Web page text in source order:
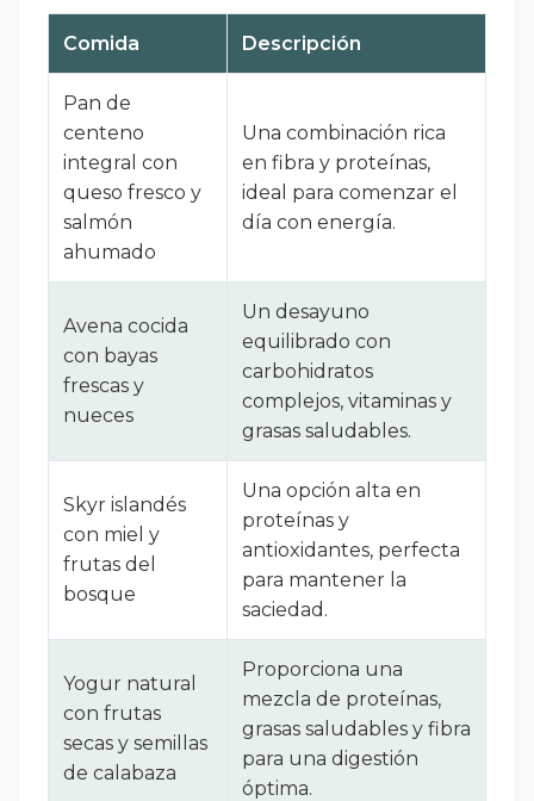
Comida Descripción
Pan de
centeno
integral con
queso fresco y
salmón
ahumado
Una combinación rica
en fibra y proteínas,
ideal para comenzar el
día con energía.
Avena cocida
con bayas
frescas y
nueces
Un desayuno
equilibrado con
carbohidratos
complejos, vitaminas y
grasas saludables.
Skyr islandés
con miel y
frutas del
bosque
Una opción alta en
proteínas y
antioxidantes, perfecta
para mantener la
saciedad.
Yogur natural
con frutas
secas y semillas
de calabaza
Proporciona una
mezcla de proteínas,
grasas saludables y fibra
para una digestión
óptima.